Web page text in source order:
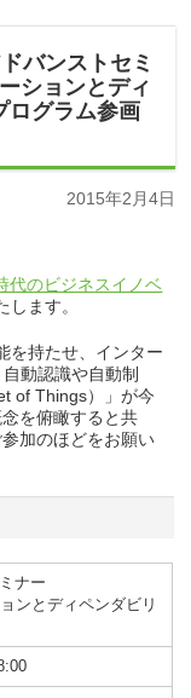
バンストセミ
ションとディ
ログラム参画
2015年2月4日
代のビジネスイノベ
します。
を持たせ、インター
動認識や自動制
of Things）」が今
を俯瞰すると共
加のほどをお願い
ナー
ンとディペンダビリ